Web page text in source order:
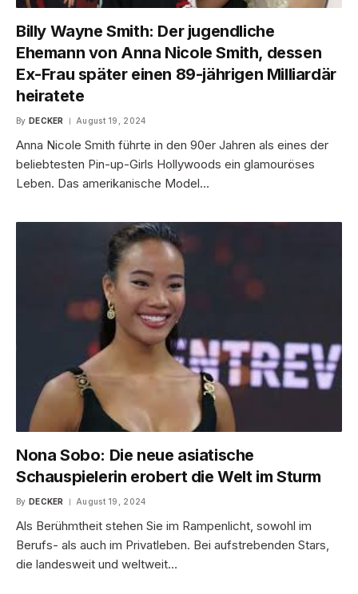
Billy Wayne Smith: Der jugendliche
Ehemann von Anna Nicole Smith, dessen
Ex-Frau später einen 89-jährigen Milliardär
heiratete
By DECKER August 19, 2024
Anna Nicole Smith führte in den 90er Jahren als eines der
beliebtesten Pin-up-Girls Hollywoods ein glamouröses
Leben. Das amerikanische Model…
Nona Sobo: Die neue asiatische
Schauspielerin erobert die Welt im Sturm
By DECKER August 19, 2024
Als Berühmtheit stehen Sie im Rampenlicht, sowohl im
Berufs- als auch im Privatleben. Bei aufstrebenden Stars,
die landesweit und weltweit…